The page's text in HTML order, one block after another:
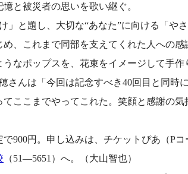
と被災者の思いを歌い継ぐ。
」と題し、大切な“あなた”に向ける「や
め、これまで同部を支えてくれた人への
なポップスを、花束をイメージして手作
さんは「今回は記念すべき40回目と同時
てここまでやってこれた。笑顔と感謝の
900円。申し込みは、チケットぴあ（Pコ
（51―5651）へ。（大山智也）